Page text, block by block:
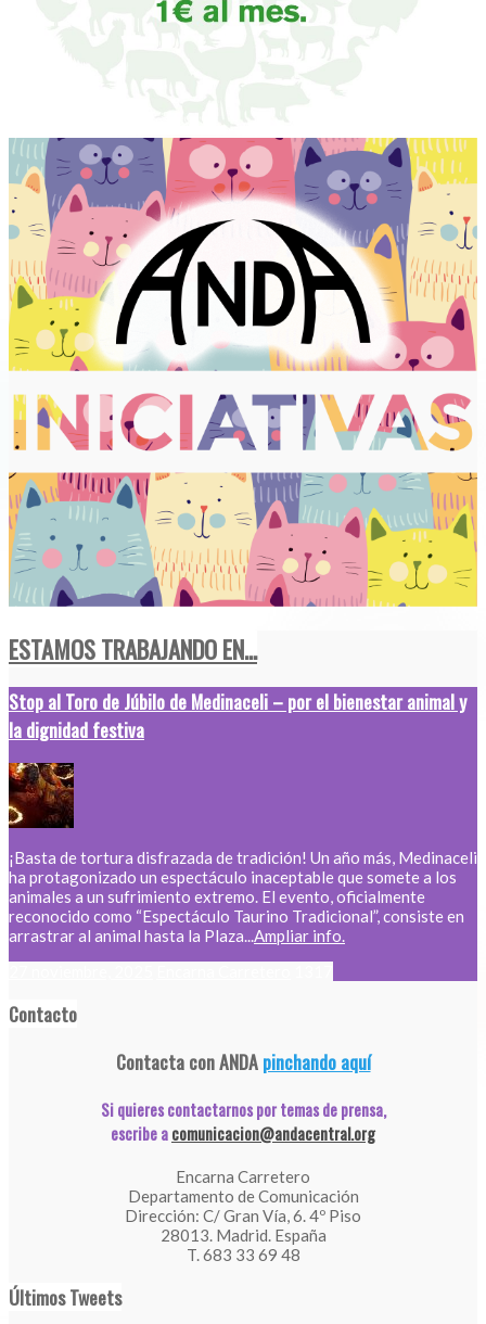
ESTAMOS TRABAJANDO EN...
Stop al Toro de Júbilo de Medinaceli – por el bienestar animal y
la dignidad festiva
¡Basta de tortura disfrazada de tradición! Un año más, Medinaceli
ha protagonizado un espectáculo inaceptable que somete a los
animales a un sufrimiento extremo. El evento, oficialmente
reconocido como “Espectáculo Taurino Tradicional”, consiste en
arrastrar al animal hasta la Plaza...Ampliar info.
Contacto
Contacta con ANDApinchando aquí
Si quieres contactarnos por temas de prensa,
escribe acomunicacion@andacentral.org
Encarna Carretero
Departamento de Comunicación
Dirección: C/ Gran Vía, 6. 4º Piso
28013. Madrid. España
T. 683 33 69 48
Últimos Tweets